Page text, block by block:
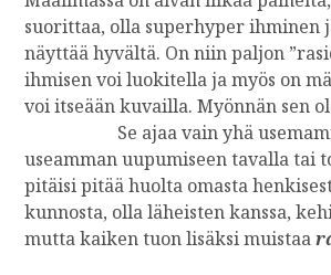
H
Ä
N
R
U
O
K
I
E
N
suorittaa, olla superhyper ihminen
näyttää hyvältä. On niin paljon
ihmisen voi luokitella ja myös on
voi itseään kuvailla. Myönnän sen
Se ajaa vain yhä
useamman uupumiseen tavalla tai
pitäisi pitää huolta omasta
kunnosta, olla läheisten kanssa,
mutta kaiken tuon lisäksi muistaa